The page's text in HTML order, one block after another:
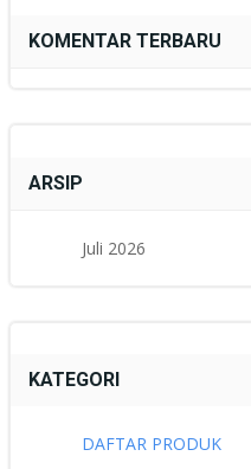
KOMENTAR TERBARU
ARSIP
Juli 2026
KATEGORI
DAFTAR PRODUK